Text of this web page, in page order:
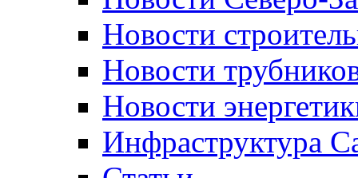
Новости
Новости
Новости
Инфраструктура